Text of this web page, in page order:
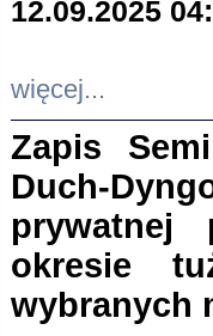
12.09.2025
więcej...
Zapis
Duch-
prywatnej
okresie
wybranych